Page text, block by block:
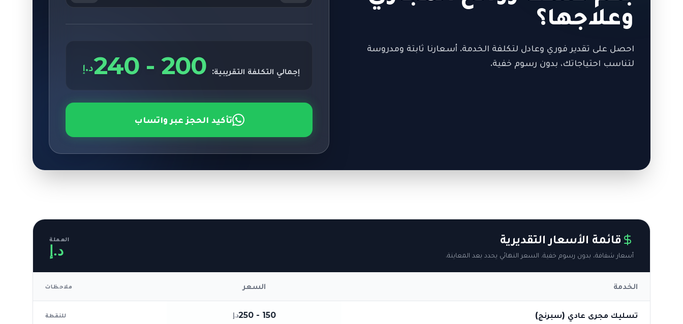
وعلاجها؟
احصل على تقدير فوري وعادل لتكلفة الخدمة. أسعارنا ثابتة ومدروسة
لتناسب احتياجاتك، بدون رسوم خفية.
إجمالي التكلفة التقريبية: 200
-
240د.إ
تأكيد الحجز عبر واتساب
قائمة الأسعار التقديرية
أسعار شفافة، بدون رسوم خفية. السعر النهائي يحدد بعد المعاينة.
العملة
د.إ
الخدمة السعر ملاحظات
تسليك مجرى عادي (سبرنج) 150 - 250 د.إ للنقطة